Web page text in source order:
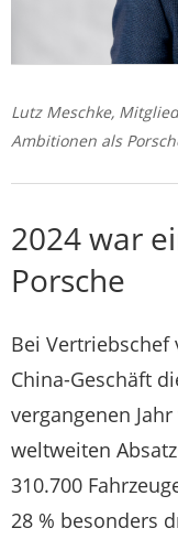
Lutz Meschke,
Ambitionen als
2024 war
Porsche
Bei
China-Geschäft
vergangenen
weltweiten
310.700
28 % besonders